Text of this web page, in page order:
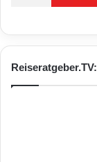
Reiseratgeber.TV: